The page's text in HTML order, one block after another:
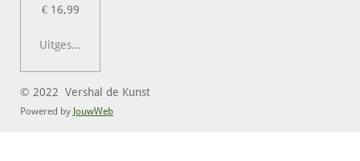
€ 16,99
Uitgeschakeld
© 2022 Vershal de Kunst
Powered by JouwWeb